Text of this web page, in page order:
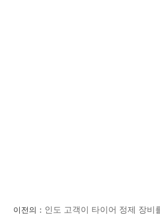
이전의： 인도 고객이 타이어 정제 장비